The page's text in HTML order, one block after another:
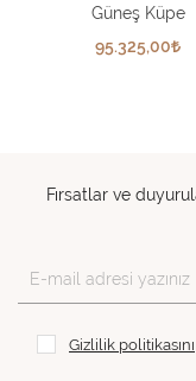
Güneş Küpe
95.325,00
Fırsatlar ve
Gizlilik politikasını